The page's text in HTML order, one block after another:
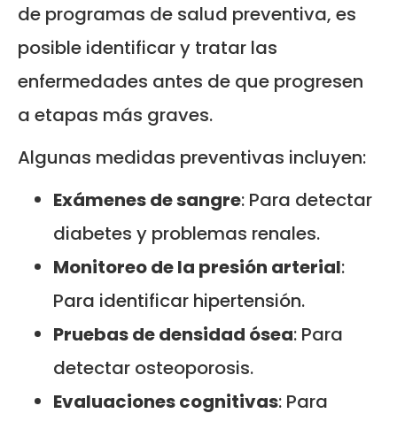
de programas de salud preventiva, es
posible identificar y tratar las
enfermedades antes de que progresen
a etapas más graves.
Algunas medidas preventivas incluyen:
Exámenes de sangre: Para detectar
diabetes y problemas renales.
Monitoreo de la presión arterial:
Para identificar hipertensión.
Pruebas de densidad ósea: Para
detectar osteoporosis.
Evaluaciones cognitivas: Para